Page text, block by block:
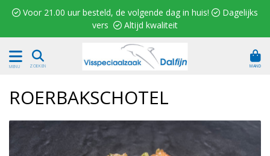
 Voor 21.00 uur besteld, de volgende dag in huis!  Dagelijks
vers  Altijd kwaliteit
MENU ZOEKEN MAND
ROERBAKSCHOTEL